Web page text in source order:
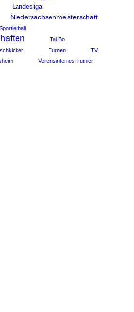
Landesliga
Niedersachsenmeisterschaft
Sportlerball
Tai Bo
Turnen
TV
Vereinsinternes Turnier